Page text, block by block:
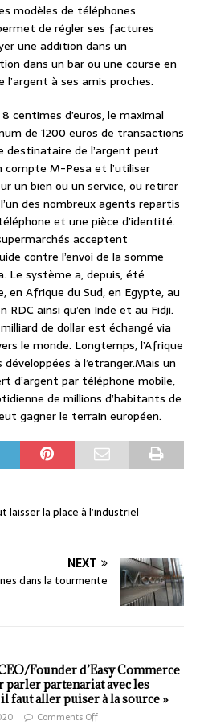
modèles de téléphones
de régler ses factures
une addition dans un
dans un bar ou une course en
l’argent à ses amis proches.
centimes d’euros, le maximal
de 1200 euros de transactions
destinataire de l’argent peut
compte M-Pesa et l’utiliser
un bien ou un service, ou retirer
des nombreux agents repartis
et une pièce d’identité.
acceptent
contre l’envoi de la somme
Le système a, depuis, été
en Afrique du Sud, en Egypte, au
ainsi qu’en Inde et au Fidji.
de dollar est échangé via
le monde. Longtemps, l’Afrique
à l’etranger.Mais un
d’argent par téléphone mobile,
de millions d’habitants de
gagner le terrain européen.
laisser la place à l’industriel
NEXT
dans la tourmente
Founder d’Easy Commerce
parler partenariat avec les
faut aller puiser à la source »
Comments Off